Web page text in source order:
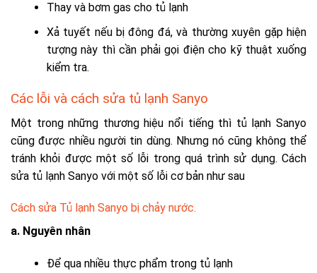
Thay và bơm gas cho tủ lạnh
Xả tuyết nếu bị đông đá, và thường xuyên gặp hiện
tượng này thì cần phải gọi điện cho kỹ thuật xuống
kiểm tra.
Các lỗi và cách sửa tủ lạnh Sanyo
Một trong những thương hiệu nổi tiếng thì tủ lạnh Sanyo
cũng được nhiều người tin dùng. Nhưng nó cũng không thể
tránh khỏi được một số lỗi trong quá trình sử dụng. Cách
sửa tủ lạnh Sanyo với một số lỗi cơ bản như sau
Cách sửa Tủ lạnh Sanyo bị chảy nước.
a. Nguyên nhân
Để qua nhiều thực phẩm trong tủ lạnh